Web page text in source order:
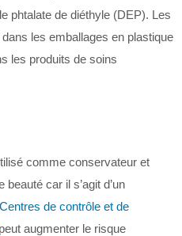
phtalate de diéthyle (DEP). Les
les emballages en plastique
les produits de soins
comme conservateur et
car il s’agit d’un
Centres de contrôle et de
peut augmenter le risque